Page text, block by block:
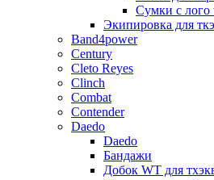
Сумки с лого
Экипировка для
Band4power
Century
Cleto Reyes
Clinch
Combat
Contender
Daedo
Daedo
Бандажи
Добок WT для